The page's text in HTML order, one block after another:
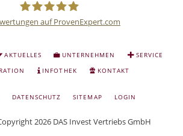
Anlage
und
auf ProvenExpert.com
AKTUELLES UNTERNEHMEN
SERVICE
INFOTHEK KONTAKT
DATENSCHUTZ SITEMAP LOGIN
2026 DAS Invest Vertriebs GmbH